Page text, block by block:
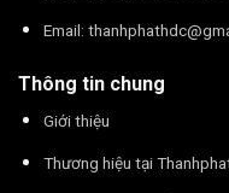
Email:
Thông tin chung
Giới thiệu
Thương hiệu tại